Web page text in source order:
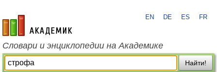
academic.ru
EN DE ES FR
Словари и энциклопедии на Академике
Найти!